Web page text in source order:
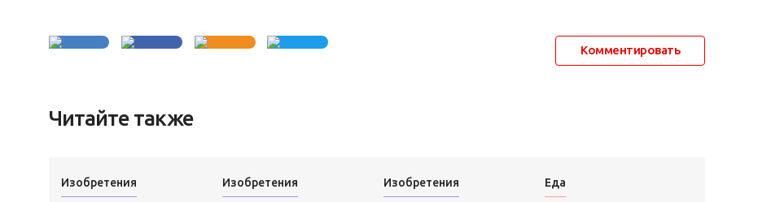
Комментировать
Читайте также
Изобретения Изобретения Изобретения Еда